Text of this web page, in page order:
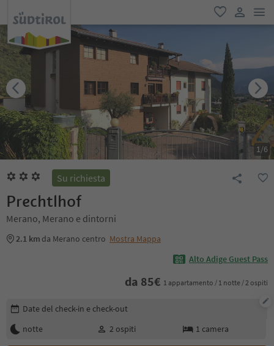
favoriti
user link
1/6
Su richiesta
Prechtlhof
Merano, Merano e dintorni
2.1 km da Merano centro Mostra Mappa
Alto Adige Guest Pass
da 85€ 1 appartamento / 1 notte / 2 ospiti
Modifica i dettagli della prenotazione
Date del check-in e check-out
notte
2 ospiti 1 camera